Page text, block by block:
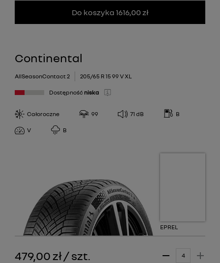
Do koszyka 1616,00 zł
Continental
AllSeasonContact 2 205/65 R 15 99 V XL
Dostępność niska
Całoroczne 99 71 dB B
V B
EPREL
479,00 zł/szt.